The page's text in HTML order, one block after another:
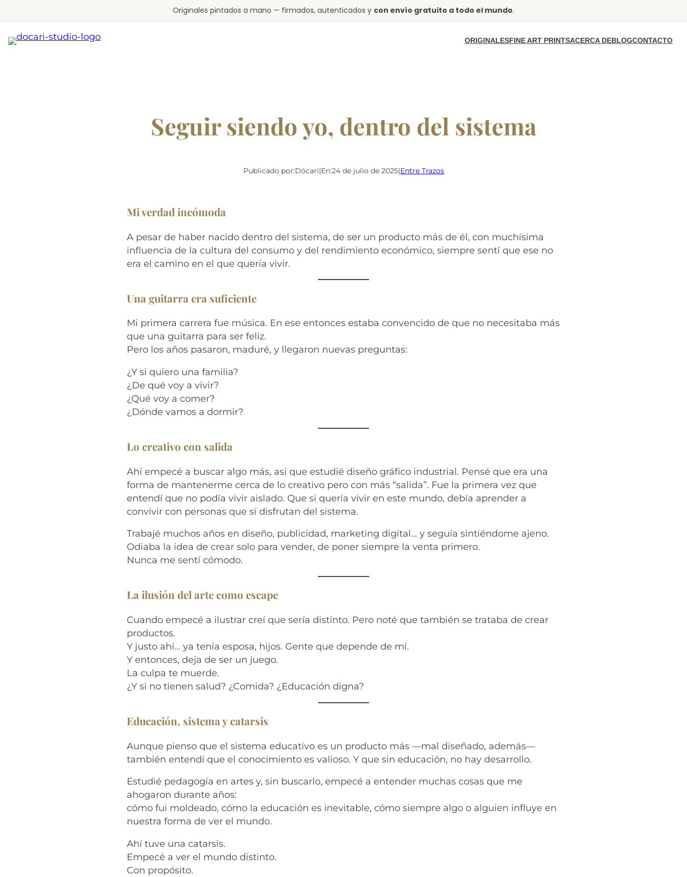
al
contenido
Originales pintados a mano — firmados, autenticados y con envío gratuito a todo el mundo.
ORIGINALESFINE ART PRINTSACERCA DEBLOGCONTACTO
Seguir siendo yo, dentro del sistema
Publicado por:Dócari|En:24 de julio de 2025|Entre Trazos
Mi verdad incómoda
A pesar de haber nacido dentro del sistema, de ser un producto más de él, con muchísima
influencia de la cultura del consumo y del rendimiento económico, siempre sentí que ese no
era el camino en el que quería vivir.
Una guitarra era suficiente
Mi primera carrera fue música. En ese entonces estaba convencido de que no necesitaba más
que una guitarra para ser feliz.
Pero los años pasaron, maduré, y llegaron nuevas preguntas:
¿Y si quiero una familia?
¿De qué voy a vivir?
¿Qué voy a comer?
¿Dónde vamos a dormir?
Lo creativo con salida
Ahí empecé a buscar algo más, así que estudié diseño gráfico industrial. Pensé que era una
forma de mantenerme cerca de lo creativo pero con más “salida”. Fue la primera vez que
entendí que no podía vivir aislado. Que si quería vivir en este mundo, debía aprender a
convivir con personas que sí disfrutan del sistema.
Trabajé muchos años en diseño, publicidad, marketing digital… y seguía sintiéndome ajeno.
Odiaba la idea de crear solo para vender, de poner siempre la venta primero.
Nunca me sentí cómodo.
La ilusión del arte como escape
Cuando empecé a ilustrar creí que sería distinto. Pero noté que también se trataba de crear
productos.
Y justo ahí… ya tenía esposa, hijos. Gente que depende de mí.
Y entonces, deja de ser un juego.
La culpa te muerde.
¿Y si no tienen salud? ¿Comida? ¿Educación digna?
Educación, sistema y catarsis
Aunque pienso que el sistema educativo es un producto más —mal diseñado, además—
también entendí que el conocimiento es valioso. Y que sin educación, no hay desarrollo.
Estudié pedagogía en artes y, sin buscarlo, empecé a entender muchas cosas que me
ahogaron durante años:
cómo fui moldeado, cómo la educación es inevitable, cómo siempre algo o alguien influye en
nuestra forma de ver el mundo.
Ahí tuve una catarsis.
Empecé a ver el mundo distinto.
Con propósito.